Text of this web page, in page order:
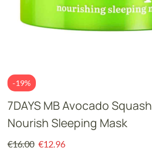
-19%
7DAYS MB Avocado Squash
Nourish Sleeping Mask
€16.00 €12.96